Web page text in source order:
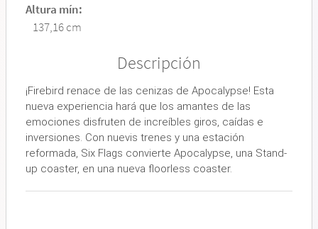
Altura mín:
137,16 cm
Descripción
¡Firebird renace de las cenizas de Apocalypse! Esta
nueva experiencia hará que los amantes de las
emociones disfruten de increíbles giros, caídas e
inversiones. Con nuevis trenes y una estación
reformada, Six Flags convierte Apocalypse, una Stand-
up coaster, en una nueva floorless coaster.